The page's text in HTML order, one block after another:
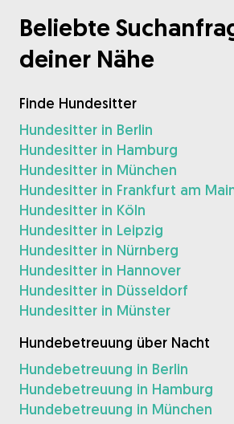
Beliebte
deiner Nähe
Finde Hundesitter
Hundesitter in Berlin
Hundesitter in Hamburg
Hundesitter in München
Hundesitter in Frankfurt am
Hundesitter in Köln
Hundesitter in Leipzig
Hundesitter in Nürnberg
Hundesitter in Hannover
Hundesitter in Düsseldorf
Hundesitter in Münster
Hundebetreuung über Nacht
Hundebetreuung in Berlin
Hundebetreuung in Hamburg
Hundebetreuung in München